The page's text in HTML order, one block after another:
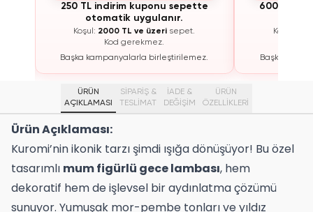
250 TL indirim kuponu sepette
otomatik uygulanır.
Koşul: 2000 TL ve üzeri sepet.
Kod gerekmez.
Başka kampanyalarla birleştirilemez.
600 TL
Koşul:
Başka
ÜRÜN
AÇIKLAMASI
SİPARİŞ &
TESLİMAT
İADE &
DEĞİŞİM
ÜRÜN
ÖZELLIKLERI
Ürün Açıklaması:
Kuromi’nin ikonik tarzı şimdi ışığa dönüşüyor! Bu özel
tasarımlı mum figürlü gece lambası, hem
dekoratif hem de işlevsel bir aydınlatma çözümü
sunuyor. Yumuşak mor-pembe tonları ve yıldız